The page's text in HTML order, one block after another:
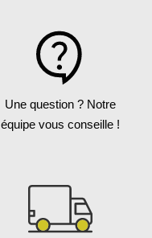
Une question ? Notre
équipe vous conseille !